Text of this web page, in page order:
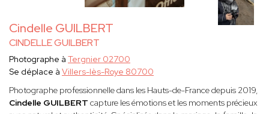
Cindelle GUILBERT
CINDELLE GUILBERT
Photographe à Tergnier 02700
Se déplace à Villers-lès-Roye 80700
Photographe professionnelle dans les Hauts-de-France depuis 2019,
Cindelle GUILBERT capture les émotions et les moments précieux